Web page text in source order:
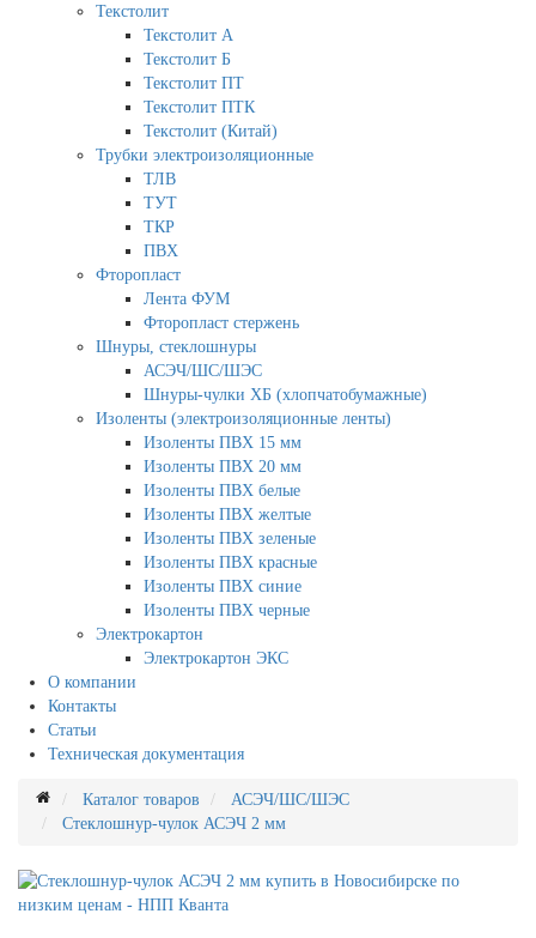
Текстолит
Текстолит А
Текстолит Б
Текстолит ПТ
Текстолит ПТК
Текстолит (Китай)
Трубки электроизоляционные
ТЛВ
ТУТ
ТКР
ПВХ
Фторопласт
Лента ФУМ
Фторопласт стержень
Шнуры, стеклошнуры
АСЭЧ/ШС/ШЭС
Шнуры-чулки ХБ (хлопчатобумажные)
Изоленты (электроизоляционные ленты)
Изоленты ПВХ 15 мм
Изоленты ПВХ 20 мм
Изоленты ПВХ белые
Изоленты ПВХ желтые
Изоленты ПВХ зеленые
Изоленты ПВХ красные
Изоленты ПВХ синие
Изоленты ПВХ черные
Электрокартон
Электрокартон ЭКС
О компании
Контакты
Статьи
Техническая документация
Каталог товаров
АСЭЧ/ШС/ШЭС
Стеклошнур-чулок АСЭЧ 2 мм